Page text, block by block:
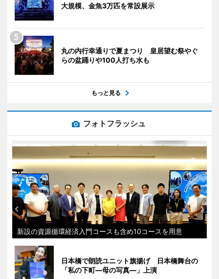
大規模、金魚3万匹を常設展示
丸の内行幸通りで夏まつり 皇居望む祭やぐ
らの盆踊りや100人打ち水も
もっと見る
フォトフラッシュ
新設の資源循環経済入門コースも含め10コースを用意
日本橋で朗読ユニット旗揚げ 日本橋舞台の
「私の下町―母の写真―」上演